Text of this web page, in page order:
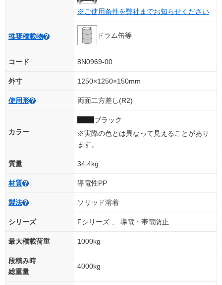
※ご使用条件を弊社までお知らせください
推奨積載物 ドラム缶等
コード 8N0969-00
外寸 1250×1250×150mm
使用形 両面二方差し(R2)
カラー
ブラック
※実際の色とは異なって見えることがあり
ます。
質量 34.4kg
材質 導電性PP
製法 ソリッド溶着
シリーズ Fシリーズ 、 導電・帯電防止
最大積載荷重 1000kg
段積み時
総重量
4000kg